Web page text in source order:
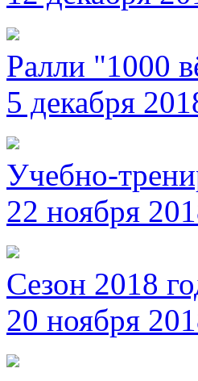
Ралли "1000
5 декабря
Учебно-
22 ноября
Сезон 2018
20 ноября